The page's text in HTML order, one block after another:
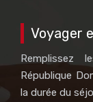
Voyager
Remplissez
République
la durée du